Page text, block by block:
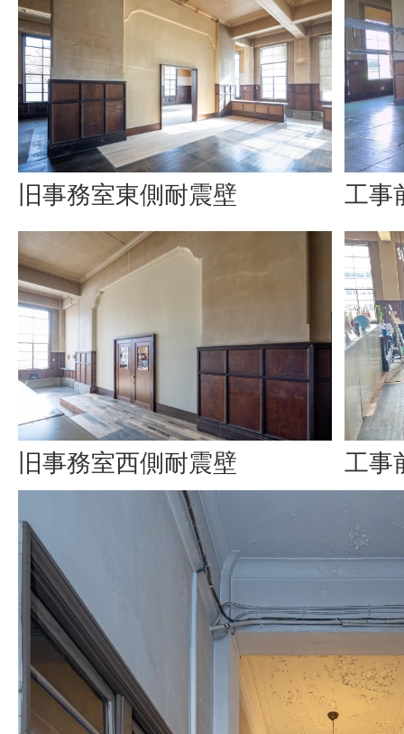
旧事務室東側耐震壁 工事
旧事務室西側耐震壁 工事